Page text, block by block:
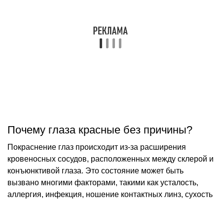
Почему глаза красные без причины?
Покраснение глаз происходит из-за расширения
кровеносных сосудов, расположенных между склерой и
конъюнктивой глаза. Это состояние может быть
вызвано многими факторами, такими как усталость,
аллергия, инфекция, ношение контактных линз, сухость